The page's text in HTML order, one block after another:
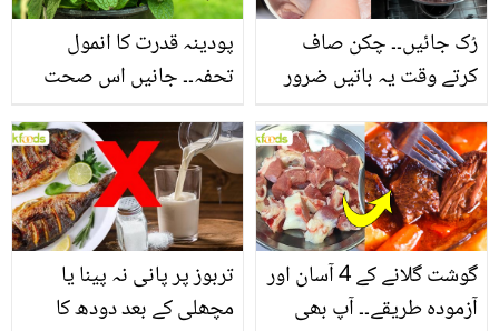
پودینہ قدرت کا انمول
تحفہ۔۔ جانیں اس صحت
انگیز طبی فوائد
رُک جائیں۔۔ چکن صاف
کرتے وقت یہ باتیں ضرور
تربوز پر پانی نہ پینا یا
مچھلی کے بعد دودھ کا
گوشت گلانے کے 4 آسان اور
آزمودہ طریقے۔۔ آپ بھی